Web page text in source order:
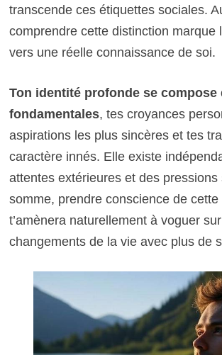
transcende ces étiquettes sociales.
comprendre cette distinction marque
vers une réelle connaissance de soi.
Ton identité profonde se compose
fondamentales, tes croyances
aspirations les plus sincères et tes
caractère innés. Elle existe
attentes extérieures et des pressions
somme, prendre conscience de
t’amènera naturellement à voguer
changements de la vie avec plus de